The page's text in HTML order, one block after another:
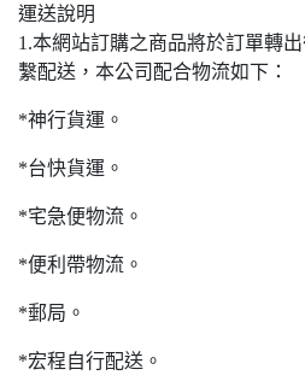
運送說明
1.本網站訂購之商品將於訂單轉
繫配送，本公司配合物流如下：
*神行貨運。
*台快貨運。
*宅急便物流。
*便利帶物流。
*郵局。
*宏程自行配送。